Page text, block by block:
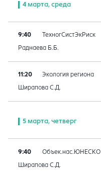
4 марта, среда
9:40 ТехногСистЭкРиск
Раднаева Б.Б.
11:20 Экология региона
Ширапова С.Д.
5 марта, четверг
9:40 Объек.нас.ЮНЕСКО
Ширапова С.Д.